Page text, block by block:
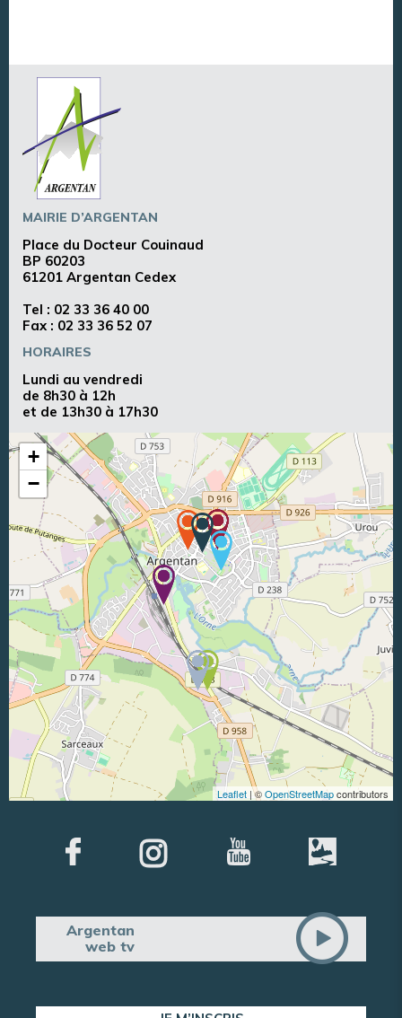
MAIRIE D’ARGENTAN
Place du Docteur Couinaud
BP 60203
61201 Argentan Cedex
Tel : 02 33 36 40 00
Fax : 02 33 36 52 07
HORAIRES
Lundi au vendredi
de 8h30 à 12h
et de 13h30 à 17h30
+
−
Leaflet | ©OpenStreetMapcontributors
Argentan
web tv